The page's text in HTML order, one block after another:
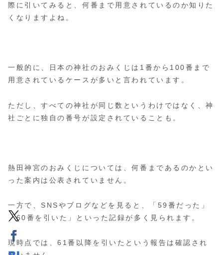
際に引いてみると、何番まで用意されているのか知りた
くなりますよね。
一般的に、日本の神社のおみくじは1番から100番まで
用意されているケースが多いと言われています。
ただし、すべての神社が同じ数というわけではなく、神
社ごとに独自の番号が設定されていることも。
熱田神宮のおみくじについては、何番まであるのかとい
った案内は公表されていません。
一方で、SNSやブログなどを見ると、「59番だった」
「60番を引いた」といった記録が多く見られます。
現時点では、61番以降を引いたという報告は確認され